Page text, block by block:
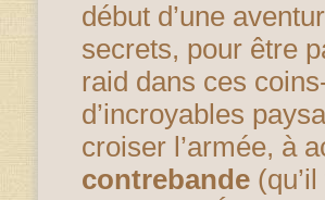
début d’une
secrets, pour être
raid dans ces
d’incroyables
croiser l’armée, à
contrebande